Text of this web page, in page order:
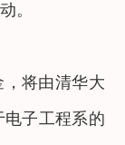
。
将由清华大
子工程系的